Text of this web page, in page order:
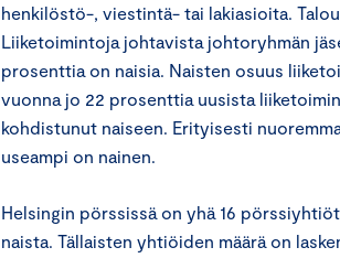
henkilöstö-, viestintä- tai lakiasioita.
Liiketoimintoja johtavista johtoryhmän
prosenttia on naisia. Naisten osuus
vuonna jo 22 prosenttia uusista
kohdistunut naiseen. Erityisesti
useampi on nainen.
Helsingin pörssissä on yhä 16
naista. Tällaisten yhtiöiden määrä on